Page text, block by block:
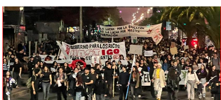
Economía
Deportes
Tecnología
Sostenibilidad